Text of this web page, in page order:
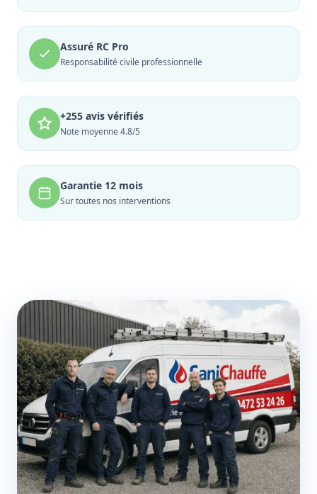
Assuré RC Pro
Responsabilité civile professionnelle
+255 avis vérifiés
Note moyenne 4.8/5
Garantie 12 mois
Sur toutes nos interventions